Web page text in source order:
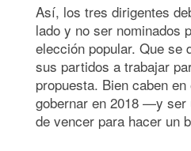
Así, los tres dirigentes
lado y no ser nominados
elección popular. Que se
sus partidos a trabajar
propuesta. Bien caben
gobernar en 2018 —y
de vencer para hacer un